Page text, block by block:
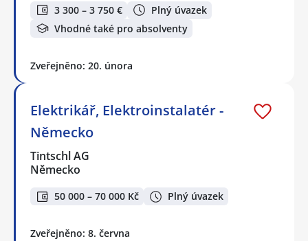
3 300 – 3 750 €
Plný úvazek
Vhodné také pro absolventy
Zveřejněno: 20. února
Elektrikář, Elektroinstalatér -
Německo
Tintschl AG
Německo
50 000 – 70 000 Kč Plný úvazek
Zveřejněno: 8. června